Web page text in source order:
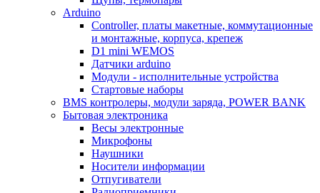
Arduino
Controller, платы макетные, коммутационные
и монтажные, корпуса, крепеж
D1 mini WEMOS
Датчики arduino
Модули - исполнительные устройства
Стартовые наборы
BMS контролеры, модули заряда, POWER BANK
Бытовая электроника
Весы электронные
Микрофоны
Наушники
Носители информации
Отпугиватели